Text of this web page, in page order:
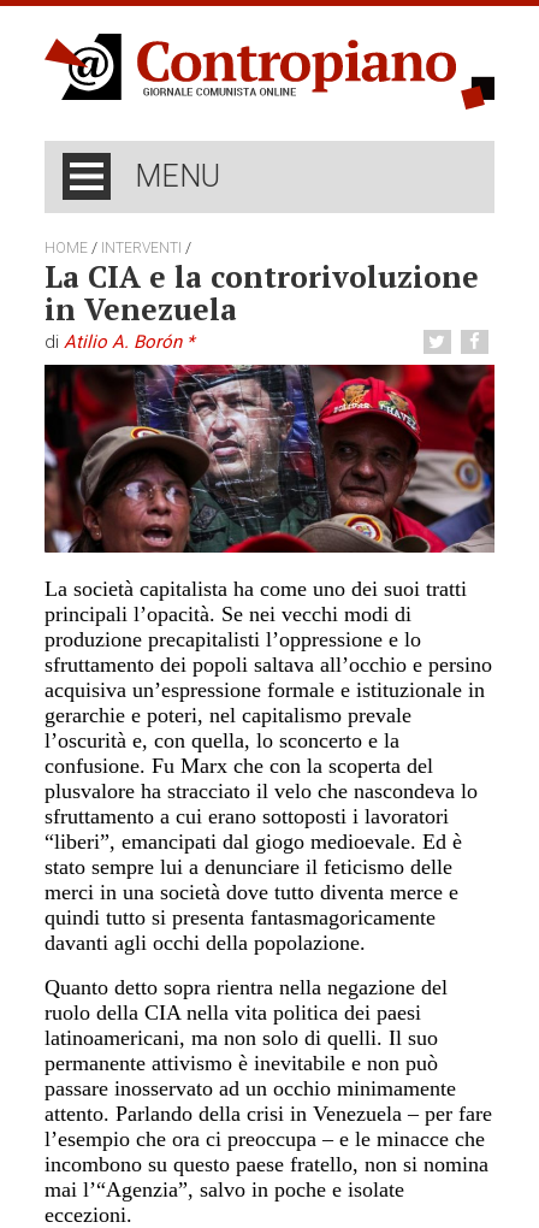
MENU
HOME / INTERVENTI /
La CIA e la controrivoluzione
in Venezuela
diAtilio A. Borón *
La società capitalista ha come uno dei suoi tratti
principali l’opacità. Se nei vecchi modi di
produzione precapitalisti l’oppressione e lo
sfruttamento dei popoli saltava all’occhio e persino
acquisiva un’espressione formale e istituzionale in
gerarchie e poteri, nel capitalismo prevale
l’oscurità e, con quella, lo sconcerto e la
confusione. Fu Marx che con la scoperta del
plusvalore ha stracciato il velo che nascondeva lo
sfruttamento a cui erano sottoposti i lavoratori
“liberi”, emancipati dal giogo medioevale. Ed è
stato sempre lui a denunciare il feticismo delle
merci in una società dove tutto diventa merce e
quindi tutto si presenta fantasmagoricamente
davanti agli occhi della popolazione.
Quanto detto sopra rientra nella negazione del
ruolo della CIA nella vita politica dei paesi
latinoamericani, ma non solo di quelli. Il suo
permanente attivismo è inevitabile e non può
passare inosservato ad un occhio minimamente
attento. Parlando della crisi in Venezuela – per fare
l’esempio che ora ci preoccupa – e le minacce che
incombono su questo paese fratello, non si nomina
mai l’“Agenzia”, salvo in poche e isolate
eccezioni.